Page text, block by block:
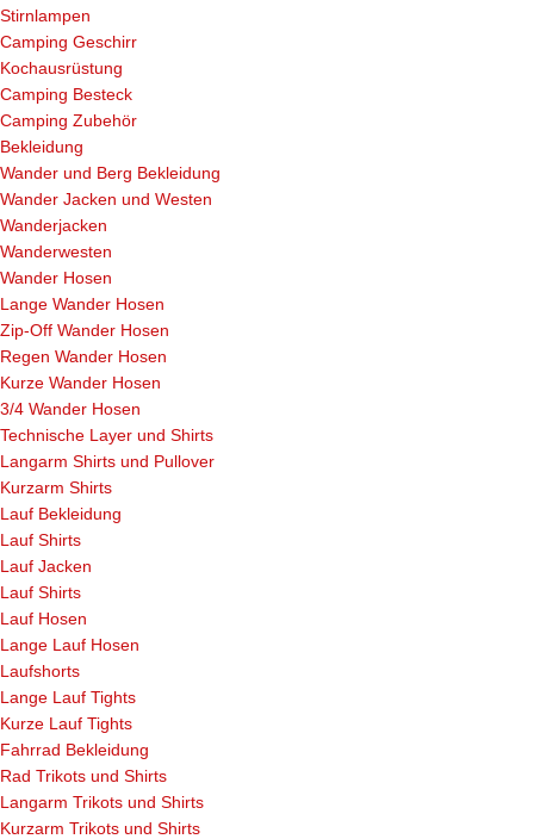
Stirnlampen
Camping Geschirr
Kochausrüstung
Camping Besteck
Camping Zubehör
Bekleidung
Wander und Berg Bekleidung
Wander Jacken und Westen
Wanderjacken
Wanderwesten
Wander Hosen
Lange Wander Hosen
Zip-Off Wander Hosen
Regen Wander Hosen
Kurze Wander Hosen
3/4 Wander Hosen
Technische Layer und Shirts
Langarm Shirts und Pullover
Kurzarm Shirts
Lauf Bekleidung
Lauf Shirts
Lauf Jacken
Lauf Shirts
Lauf Hosen
Lange Lauf Hosen
Laufshorts
Lange Lauf Tights
Kurze Lauf Tights
Fahrrad Bekleidung
Rad Trikots und Shirts
Langarm Trikots und Shirts
Kurzarm Trikots und Shirts